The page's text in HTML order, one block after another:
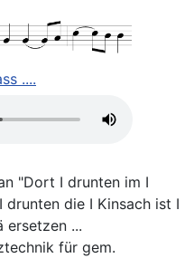
....
"Dort I drunten im I
drunten die I Kinsach ist I
ersetzen ...
für gem.